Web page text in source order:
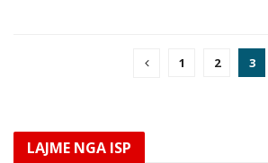
1 2 3
LAJME NGA ISP